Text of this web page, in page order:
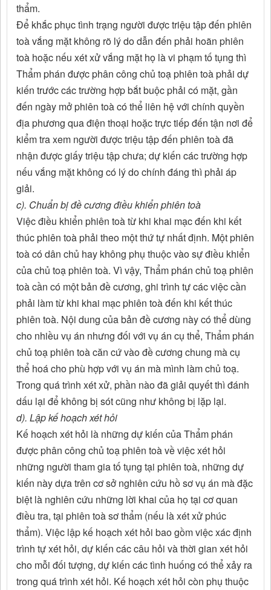
thẩm.
Để khắc phục tình trạng người được triệu tập đến phiên
toà vắng mặt không rõ lý do dẫn đến phải hoãn phiên
toà hoặc nếu xét xử vắng mặt họ là vi phạm tố tụng thì
Thẩm phán được phân công chủ toạ phiên toà phải dự
kiến trước các trường hợp bắt buộc phải có mặt, gần
đến ngày mở phiên toà có thể liên hệ với chính quyền
địa phương qua điện thoại hoặc trực tiếp đến tận nơi để
kiểm tra xem người được triệu tập đến phiên toà đã
nhận được giấy triệu tập chưa; dự kiến các trường hợp
nếu vắng mặt không có lý do chính đáng thì phải áp
giải.
c). Chuẩn bị đề cương điều khiển phiên toà
Việc điều khiển phiên toà từ khi khai mạc đến khi kết
thúc phiên toà phải theo một thứ tự nhất định. Một phiên
toà có dân chủ hay không phụ thuộc vào sự điều khiển
của chủ toạ phiên toà. Vì vậy, Thẩm phán chủ toạ phiên
toà cần có một bản đề cương, ghi trình tự các việc cần
phải làm từ khi khai mạc phiên toà đến khi kết thúc
phiên toà. Nội dung của bản đề cương này có thể dùng
cho nhiều vụ án nhưng đối với vụ án cụ thể, Thẩm phán
chủ toạ phiên toà căn cứ vào đề cương chung mà cụ
thể hoá cho phù hợp với vụ án mà mình làm chủ toạ.
Trong quá trình xét xử, phần nào đã giải quyết thì đánh
dấu lại để không bị sót cũng như không bị lặp lại.
d). Lập kế hoạch xét hỏi
Kế hoạch xét hỏi là những dự kiến của Thẩm phán
được phân công chủ toạ phiên toà về việc xét hỏi
những người tham gia tố tụng tại phiên toà, những dự
kiến này dựa trên cơ sở nghiên cứu hồ sơ vụ án mà đặc
biệt là nghiên cứu những lời khai của họ tại cơ quan
điều tra, tại phiên toà sơ thẩm (nếu là xét xử phúc
thẩm). Việc lập kế hoạch xét hỏi bao gồm việc xác định
trình tự xét hỏi, dự kiến các câu hỏi và thời gian xét hỏi
cho mỗi đối tượng, dự kiến các tình huống có thể xảy ra
trong quá trình xét hỏi. Kế hoạch xét hỏi còn phụ thuộc